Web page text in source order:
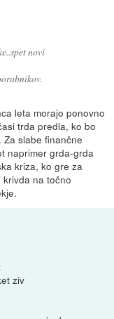
novi
leta morajo ponovno
trda predla, ko bo
slabe finančne
naprimer grda-grda
kriza, ko gre za
na točno
ziv